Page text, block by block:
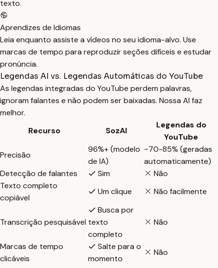
texto.
Aprendizes de Idiomas
Leia enquanto assiste a vídeos no seu idioma-alvo. Use
marcas de tempo para reproduzir seções difíceis e estudar
pronúncia.
Legendas AI vs. Legendas Automáticas do YouTube
As legendas integradas do YouTube perdem palavras,
ignoram falantes e não podem ser baixadas. Nossa AI faz
melhor.
Recurso
SozAI
Legendas do
YouTube
Precisão
96%+ (modelo
de IA)
~70-85% (geradas
automaticamente)
Detecção de falantes
Sim
Não
Texto completo
copiável
Um clique Não facilmente
Transcrição pesquisável
Busca por
texto
completo
Não
Marcas de tempo
clicáveis
Salte para o
momento
Não